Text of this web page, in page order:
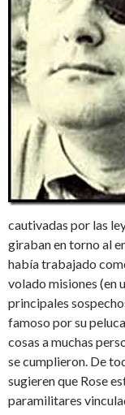
cautivadas por las
giraban en torno al
había trabajado
volado misiones (en
principales
famoso por su
cosas a muchas
se cumplieron. De
sugieren que Rose
paramilitares